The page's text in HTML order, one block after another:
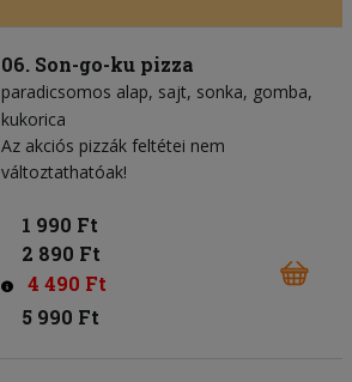
06. Son-go-ku pizza
paradicsomos alap sajt sonka gomba
kukorica
Az akciós pizzák feltétei nem
változtathatóak!
1 990 Ft
2 890 Ft
4 490 Ft
5 990 Ft